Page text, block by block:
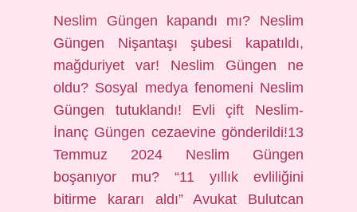
Neslim Güngen kapandı mı? Neslim
Güngen Nişantaşı şubesi kapatıldı,
mağduriyet var! Neslim Güngen ne
oldu? Sosyal medya fenomeni Neslim
Güngen tutuklandı! Evli çift Neslim-
İnanç Güngen cezaevine gönderildi!13
Temmuz 2024 Neslim Güngen
boşanıyor mu? “11 yıllık evliliğini
bitirme kararı aldı” Avukat Bulutcan